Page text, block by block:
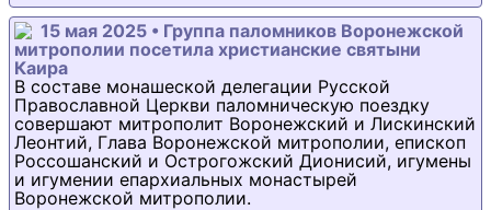
15 мая 2025 • Группа паломников Воронежской
митрополии посетила христианские святыни
Каира
В составе монашеской делегации Русской
Православной Церкви паломническую поездку
совершают митрополит Воронежский и Лискинский
Леонтий, Глава Воронежской митрополии, епископ
Россошанский и Острогожский Дионисий, игумены
и игумении епархиальных монастырей
Воронежской митрополии.